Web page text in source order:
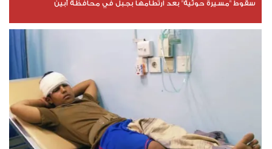
سقوط "مسيرة حوثية" بعد ارتطامها بجبل في محافظة أبين